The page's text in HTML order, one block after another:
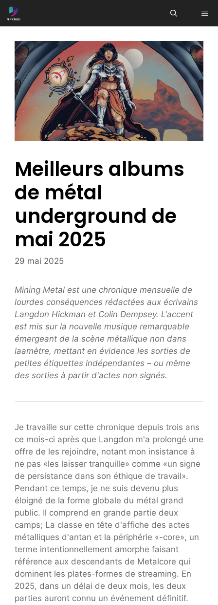
Aller
au
Meilleurs albums
de métal
underground de
mai 2025
29 mai 2025
Mining Metal est une chronique mensuelle de
lourdes conséquences rédactées aux écrivains
Langdon Hickman et Colin Dempsey. L'accent
est mis sur la nouvelle musique remarquable
émergeant de la scène métallique non dans
laamètre, mettant en évidence les sorties de
petites étiquettes indépendantes – ou même
des sorties à partir d'actes non signés.
Je travaille sur cette chronique depuis trois ans
ce mois-ci après que Langdon m'a prolongé une
offre de les rejoindre, notant mon insistance à
ne pas «les laisser tranquille» comme «un signe
de persistance dans son éthique de travail».
Pendant ce temps, je ne suis devenu plus
éloigné de la forme globale du métal grand
public. Il comprend en grande partie deux
camps; La classe en tête d'affiche des actes
métalliques d'antan et la périphérie «-core», un
terme intentionnellement amorphe faisant
référence aux descendants de Metalcore qui
dominent les plates-formes de streaming. En
2025, dans un délai de deux mois, les deux
parties auront connu un événement définitif.